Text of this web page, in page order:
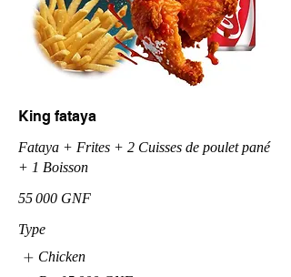
King fataya
Fataya + Frites + 2 Cuisses de poulet pané
+ 1 Boisson
55 000 GNF
Type
Chicken